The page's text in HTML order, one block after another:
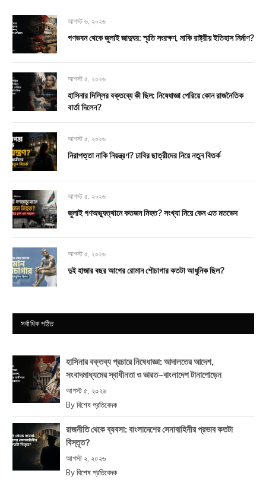
আগস্ট ৬, ২০২৬
গণভবন থেকে জুলাই জাদুঘর: স্মৃতি সংরক্ষণ, নাকি রাষ্ট্রীয় ইতিহাস নির্মাণ?
আগস্ট ৫, ২০২৬
হাসিনার দিল্লির বক্তব্যে কী ছিল: নিষেধাজ্ঞা পেরিয়ে কোন রাজনৈতিক
বার্তা দিলেন?
আগস্ট ৫, ২০২৬
নিরাপত্তা নাকি নিয়ন্ত্রণ? ঢাবির ছাত্রীদের নিয়ে নতুন বিতর্ক
আগস্ট ৫, ২০২৬
জুলাই গণঅভ্যুত্থানে কতজন নিহত? সংখ্যা নিয়ে কেন এত মতভেদ
আগস্ট ৫, ২০২৬
দুই হাজার বছর আগের রোমান শৌচাগার কতটা আধুনিক ছিল?
সর্বাধিক পঠিত
হাসিনার বক্তব্য প্রচারে নিষেধাজ্ঞা: আদালতের আদেশ,
সংবাদমাধ্যমের স্বাধীনতা ও ভারত–বাংলাদেশ টানাপোড়েন
আগস্ট ৫, ২০২৬
By বিশেষ প্রতিবেদক
রাজনীতি থেকে ব্যবসা: বাংলাদেশের সেনাবাহিনীর প্রভাব কতটা
বিস্তৃত?
আগস্ট ২, ২০২৬
By বিশেষ প্রতিবেদক